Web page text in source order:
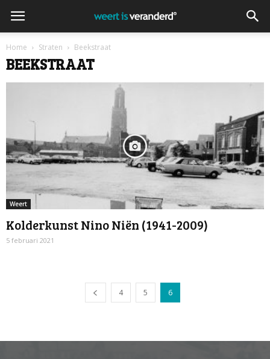
Home Straten Beekstraat
BEEKSTRAAT
Weert
Kolderkunst Nino Niën (1941-2009)
5 februari 2021
4 5 6